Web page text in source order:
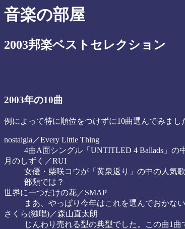
音楽の部屋
2003邦楽ベストセレクション
2003年の10曲
例によって特に順位をつけずに10曲選んでみまし
nostalgia／Every Little Thing
4曲A面シングル「UNTITLED 4 Ballads」の
月のしずく／RUI
女優・柴咲コウが「黄泉返り」の中の人気
部類では？
世界に一つだけの花／SMAP
まあ、やっぱり今年はこれを選んでおかな
さくら(独唱)／森山直太朗
じんわり売れる型の典型でした。この曲1曲